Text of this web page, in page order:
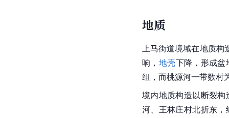
地质
上马街道境域在地质构
响， 地壳下降，形成盆
组，而桃源河一带数村
境内地质构造以断裂
河、王林庄村北折东